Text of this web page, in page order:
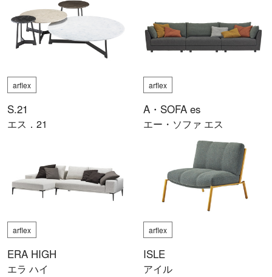
arflex
S.21
エス．21
arflex
A・SOFA es
エー・ソファ エス
arflex
ERA HIGH
エラ ハイ
arflex
ISLE
アイル